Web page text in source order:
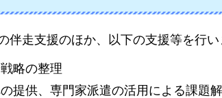
走支援のほか、以下の支援等を行い
略の整理
提供、専門家派遣の活用による課題